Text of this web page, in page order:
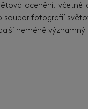
ocenění, včetně
soubor fotografií
neméně